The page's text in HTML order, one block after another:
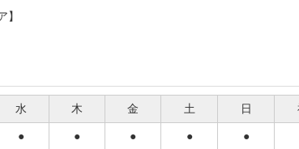
】
水 木 金 土 日
● ● ● ● ●